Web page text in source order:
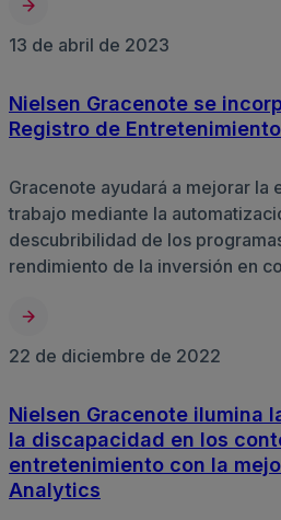
13 de abril de 2023
Nielsen Gracenote se
Registro de Entretenimiento
Gracenote ayudará a mejorar la
trabajo mediante la
descubribilidad de los
rendimiento de la inversión en
22 de diciembre de 2022
Nielsen Gracenote ilumina
la discapacidad en los
entretenimiento con la
Analytics